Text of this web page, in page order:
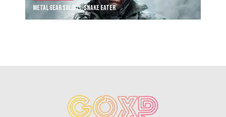
Metal Gear Solid Δ: Snake Eater